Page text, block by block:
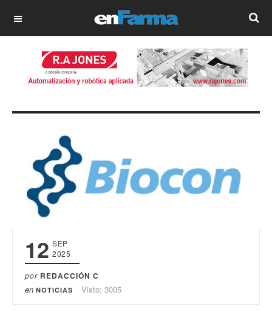
OFF CANVAS
12 SEP
2025
por REDACCIÓN C
en NOTICIAS Visto: 3005